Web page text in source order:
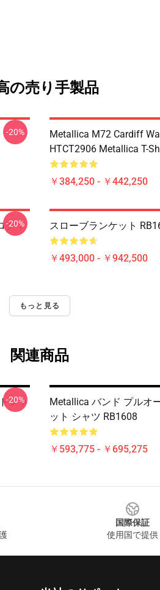
の売り手製品
-20%
Metallica M72 Cardiff
HTCT2906 Metallica T-
￥384,250 - ￥442,250
グイ
-20% スローブランケット
￥493,000 - ￥942,500
もっと見る
関連商品
シャ
-20%
Metallica バンド プルオ
ット シャツ RB1608
￥593,775 - ￥695,275
国際保証
使用国で提供